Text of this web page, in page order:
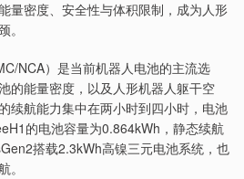
量密度、安全性与体积限制，成为人形
。
NCA）是当前机器人电池的主流选
的能量密度，以及人形机器人躯干空
续航能力集中在两小时到四小时，电池
的电池容量为0.864kWh，静态续航
搭载2.3kWh高镍三元电池系统，也
。